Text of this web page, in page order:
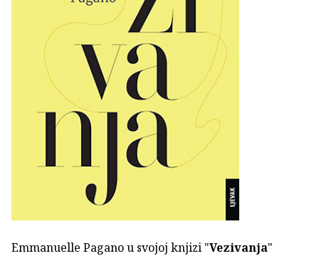
Emmanuelle Pagano u svojoj knjizi "Vezivanja"